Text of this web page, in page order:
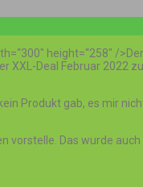
height=“258″ />Der
Deal Februar 2022
Produkt gab, es mir
vorstelle. Das wurde